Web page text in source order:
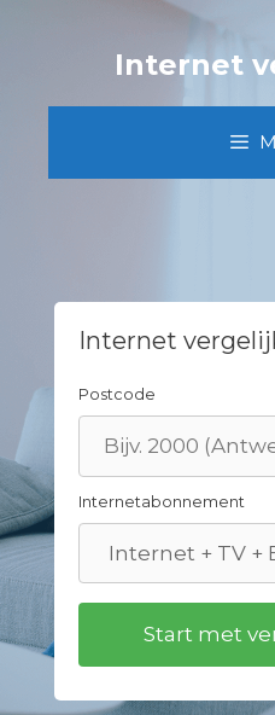
Internet
Internet
Postcode
Internetabonnement